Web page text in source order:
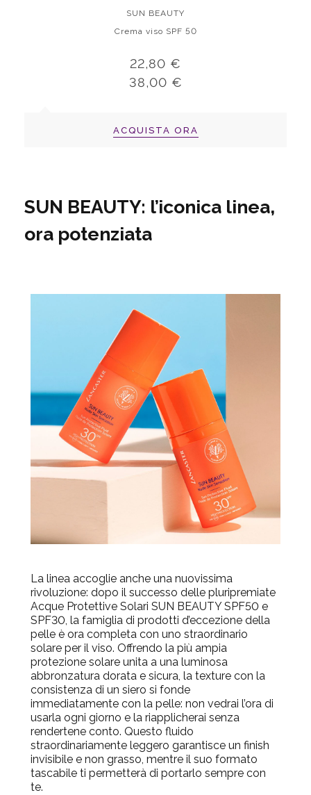
SUN BEAUTY
Crema viso SPF 50
22,80 €
38,00 €
ACQUISTA ORA
SUN BEAUTY: l’iconica linea,
ora potenziata
La linea accoglie anche una nuovissima
rivoluzione: dopo il successo delle pluripremiate
Acque Protettive Solari SUN BEAUTY SPF50 e
SPF30, la famiglia di prodotti d’eccezione della
pelle è ora completa con uno straordinario
solare per il viso. Offrendo la più ampia
protezione solare unita a una luminosa
abbronzatura dorata e sicura, la texture con la
consistenza di un siero si fonde
immediatamente con la pelle: non vedrai l’ora di
usarla ogni giorno e la riapplicherai senza
rendertene conto. Questo fluido
straordinariamente leggero garantisce un finish
invisibile e non grasso, mentre il suo formato
tascabile ti permetterà di portarlo sempre con
te.